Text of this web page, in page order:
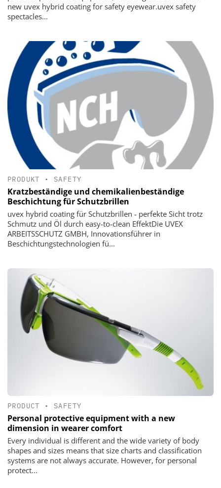
new uvex hybrid coating for safety eyewear.uvex safety
spectacles...
PRODUKT • SAFETY
Kratzbeständige und chemikalienbeständige
Beschichtung für Schutzbrillen
uvex hybrid coating für Schutzbrillen - perfekte Sicht trotz
Schmutz und Öl durch easy-to-clean EffektDie UVEX
ARBEITSSCHUTZ GMBH, Innovationsführer in
Beschichtungstechnologien fü...
PRODUCT • SAFETY
Personal protective equipment with a new
dimension in wearer comfort
Every individual is different and the wide variety of body
shapes and sizes means that size charts and classification
systems are not always accurate. However, for personal
protect...